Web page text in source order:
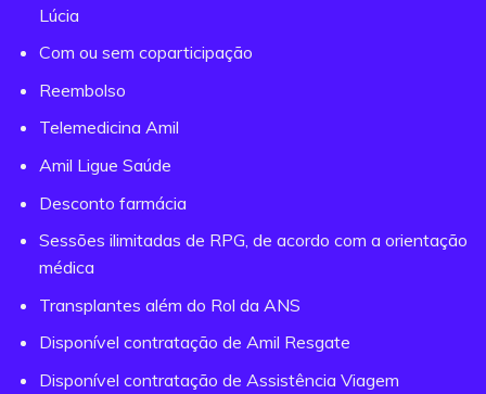
Lúcia
Com ou sem coparticipação
Reembolso
Telemedicina Amil
Amil Ligue Saúde
Desconto farmácia
Sessões ilimitadas de RPG, de acordo com a orientação
médica
Transplantes além do Rol da ANS
Disponível contratação de Amil Resgate
Disponível contratação de Assistência Viagem